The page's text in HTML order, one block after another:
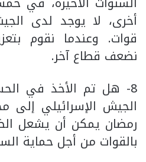
أخرى، لا يوجد لدى
قوات. وعندما نقوم
نضعف قطاع آخر.
8- هل تم الأخذ في
الجيش الإسرائيلي
رمضان يمكن أن يشعل
بالقوات من أجل حماية